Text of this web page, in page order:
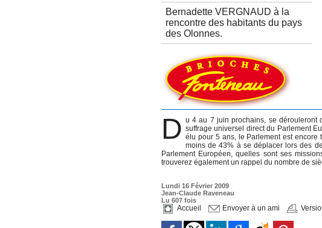
Bernadette VERGNAUD à la
rencontre des habitants du pays
des Olonnes.
D u 4 au 7 juin prochains, se dérouleront
suffrage universel direct du Parlement
élu pour 5 ans, le Parlement est encore
moins de 43% à se déplacer lors des
Parlement Européen, quelles sont ses
trouverez également un rappel du nombre de
Lundi 16 Février 2009
Jean-Claude Raveneau
Lu 607 fois
Accueil Envoyer à un ami